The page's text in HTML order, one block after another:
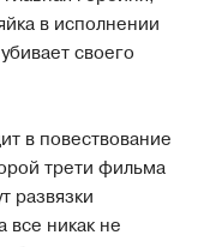
в исполнении
своего
в повествование
трети фильма
развязки
все никак не